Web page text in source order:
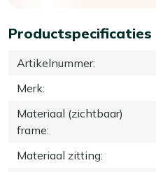
Productspecificaties
Artikelnummer:
Merk:
Materiaal (zichtbaar)
frame:
Materiaal zitting: